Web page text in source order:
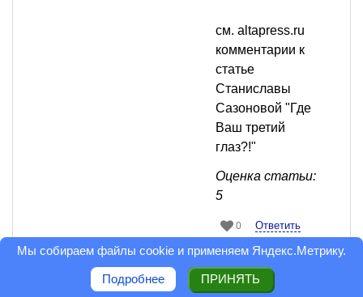
см. altapress.ru
комментарии к
статье
Станиславы
Сазоновой "Где
Ваш третий
глаз?!"
Оценка статьи:
5
0 Ответить
Мила Елина
Читатель
31 августа 2010 в
Мы собираем файлы cookie и применяем Яндекс.Метрику.
Подробнее ПРИНЯТЬ